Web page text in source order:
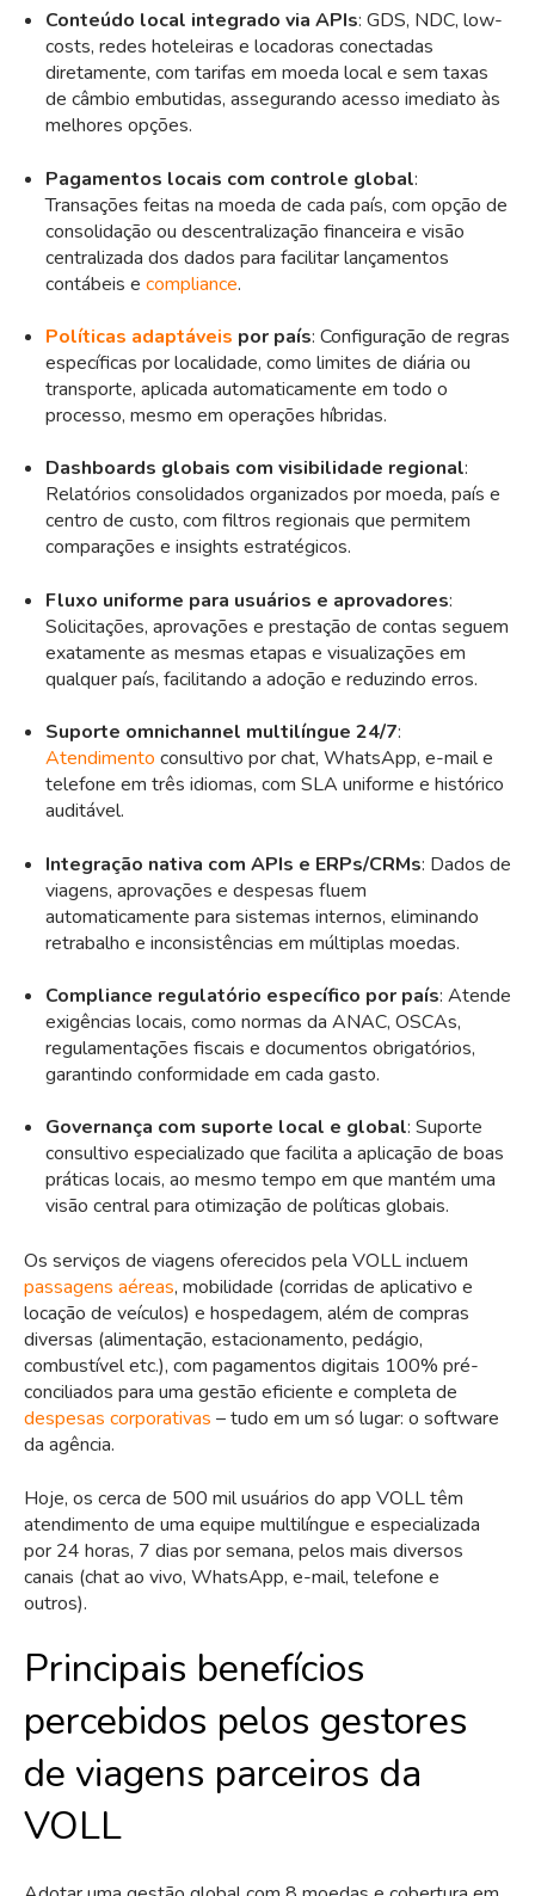
Conteúdo local integrado via APIs: GDS, NDC, low-
costs, redes hoteleiras e locadoras conectadas
diretamente, com tarifas em moeda local e sem taxas
de câmbio embutidas, assegurando acesso imediato às
melhores opções.
Pagamentos locais com controle global:
Transações feitas na moeda de cada país, com opção de
consolidação ou descentralização financeira e visão
centralizada dos dados para facilitar lançamentos
contábeis e compliance.
Políticas adaptáveis por país: Configuração de regras
específicas por localidade, como limites de diária ou
transporte, aplicada automaticamente em todo o
processo, mesmo em operações híbridas.
Dashboards globais com visibilidade regional:
Relatórios consolidados organizados por moeda, país e
centro de custo, com filtros regionais que permitem
comparações e insights estratégicos.
Fluxo uniforme para usuários e aprovadores:
Solicitações, aprovações e prestação de contas seguem
exatamente as mesmas etapas e visualizações em
qualquer país, facilitando a adoção e reduzindo erros.
Suporte omnichannel multilíngue 24/7:
Atendimento consultivo por chat, WhatsApp, e-mail e
telefone em três idiomas, com SLA uniforme e histórico
auditável.
Integração nativa com APIs e ERPs/CRMs: Dados de
viagens, aprovações e despesas fluem
automaticamente para sistemas internos, eliminando
retrabalho e inconsistências em múltiplas moedas.
Compliance regulatório específico por país: Atende
exigências locais, como normas da ANAC, OSCAs,
regulamentações fiscais e documentos obrigatórios,
garantindo conformidade em cada gasto.
Governança com suporte local e global: Suporte
consultivo especializado que facilita a aplicação de boas
práticas locais, ao mesmo tempo em que mantém uma
visão central para otimização de políticas globais.
Os serviços de viagens oferecidos pela VOLL incluem
passagens aéreas, mobilidade (corridas de aplicativo e
locação de veículos) e hospedagem, além de compras
diversas (alimentação, estacionamento, pedágio,
combustível etc.), com pagamentos digitais 100% pré-
conciliados para uma gestão eficiente e completa de
despesas corporativas – tudo em um só lugar: o software
da agência.
Hoje, os cerca de 500 mil usuários do app VOLL têm
atendimento de uma equipe multilíngue e especializada
por 24 horas, 7 dias por semana, pelos mais diversos
canais (chat ao vivo, WhatsApp, e-mail, telefone e
outros).
Principais benefícios
percebidos pelos gestores
de viagens parceiros da
VOLL